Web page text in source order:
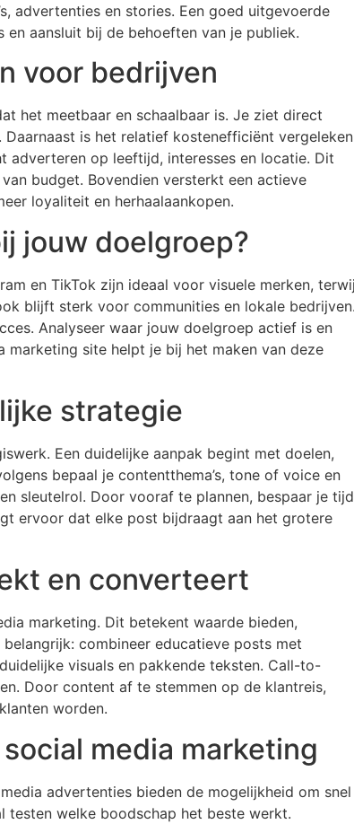
advertenties en stories. Een goed uitgevoerde
aansluit bij de behoeften van je publiek.
voor bedrijven
het meetbaar en schaalbaar is. Je ziet direct
is het relatief kostenefficiënt vergeleken
adverteren op leeftijd, interesses en locatie. Dit
budget. Bovendien versterkt een actieve
loyaliteit en herhaalaankopen.
jouw doelgroep?
en TikTok zijn ideaal voor visuele merken,
blijft sterk voor communities en lokale
Analyseer waar jouw doelgroep actief is en
marketing site helpt je bij het maken van deze
strategie
Een duidelijke aanpak begint met doelen,
bepaal je contentthema’s, tone of voice en
sleutelrol. Door vooraf te plannen, bespaar je tijd
ervoor dat elke post bijdraagt aan het grotere
en converteert
marketing. Dit betekent waarde bieden,
combineer educatieve posts met
visuals en pakkende teksten. Call-to-
Door content af te stemmen op de klantreis,
worden.
media marketing
advertenties bieden de mogelijkheid om snel
testen welke boodschap het beste werkt.